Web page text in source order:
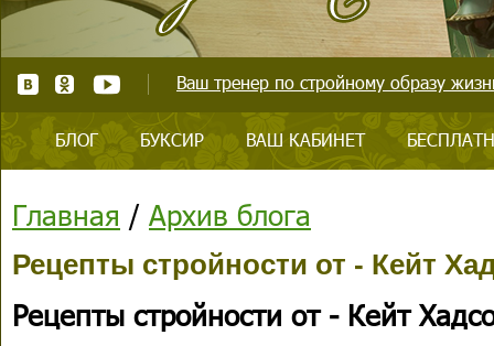
Ваш тренер по стройному образу
БЛОГ БУКСИР ВАШ КАБИНЕТ
Главная / Архив блога
Рецепты стройности от - Кейт
Рецепты стройности от - Кейт